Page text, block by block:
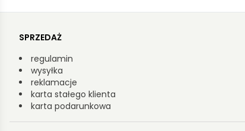
SPRZEDAŻ
regulamin
wysyłka
reklamacje
karta stałego klienta
karta podarunkowa